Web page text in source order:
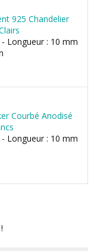
925 Chandelier
Longueur : 10 mm
Courbé Anodisé
Longueur : 10 mm